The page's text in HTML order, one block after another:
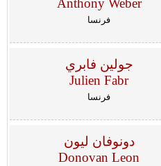
Anthony Weber
فرنسا
جولين فابري
Julien Fabr
فرنسا
دونوفان ليون
Donovan Leon